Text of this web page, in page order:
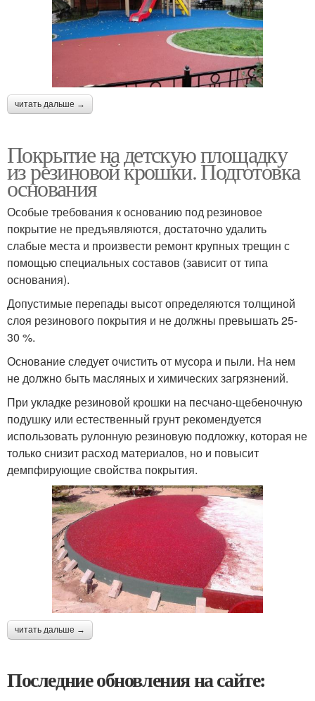
читать дальше →
Покрытие на детскую площадку
из резиновой крошки. Подготовка
основания
Особые требования к основанию под резиновое
покрытие не предъявляются, достаточно удалить
слабые места и произвести ремонт крупных трещин с
помощью специальных составов (зависит от типа
основания).
Допустимые перепады высот определяются толщиной
слоя резинового покрытия и не должны превышать 25-
30 %.
Основание следует очистить от мусора и пыли. На нем
не должно быть масляных и химических загрязнений.
При укладке резиновой крошки на песчано-щебеночную
подушку или естественный грунт рекомендуется
использовать рулонную резиновую подложку, которая не
только снизит расход материалов, но и повысит
демпфирующие свойства покрытия.
читать дальше →
Последние обновления на сайте: